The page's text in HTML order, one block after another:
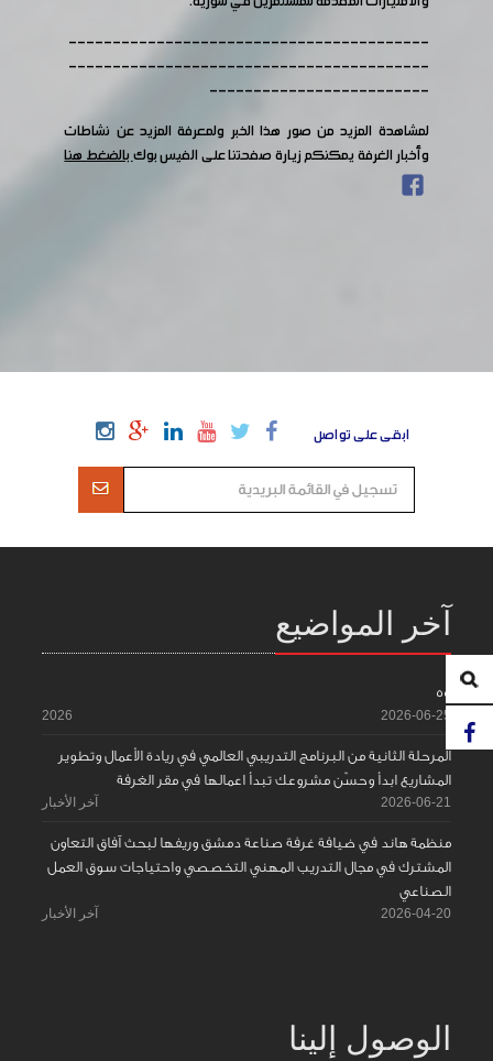
-----------------------------------------
-----------------------------------------
-------------------------
لمشاهدة المزيد من صور هذا الخبر ولمعرفة المزيد عن نشاطات
وأخبار الغرفة يمكنكم زيارة صفحتنا على الفيس بوكبالضغط هنا
ابقى على تواصل
آخر المواضيع
55
2026-06-25
2026
المرحلة الثانية من البرنامج التدريبي العالمي في ريادة الأعمال وتطوير
المشاريع ابدأ وحسّن مشروعك تبدأ اعمالها في مقر الغرفة
2026-06-21 آخر الأخبار
منظمة هاند في ضيافة غرفة صناعة دمشق وريفها لبحث آفاق التعاون
المشترك في مجال التدريب المهني التخصصي واحتياجات سوق العمل
الصناعي
2026-04-20 آخر الأخبار
الوصول إلينا